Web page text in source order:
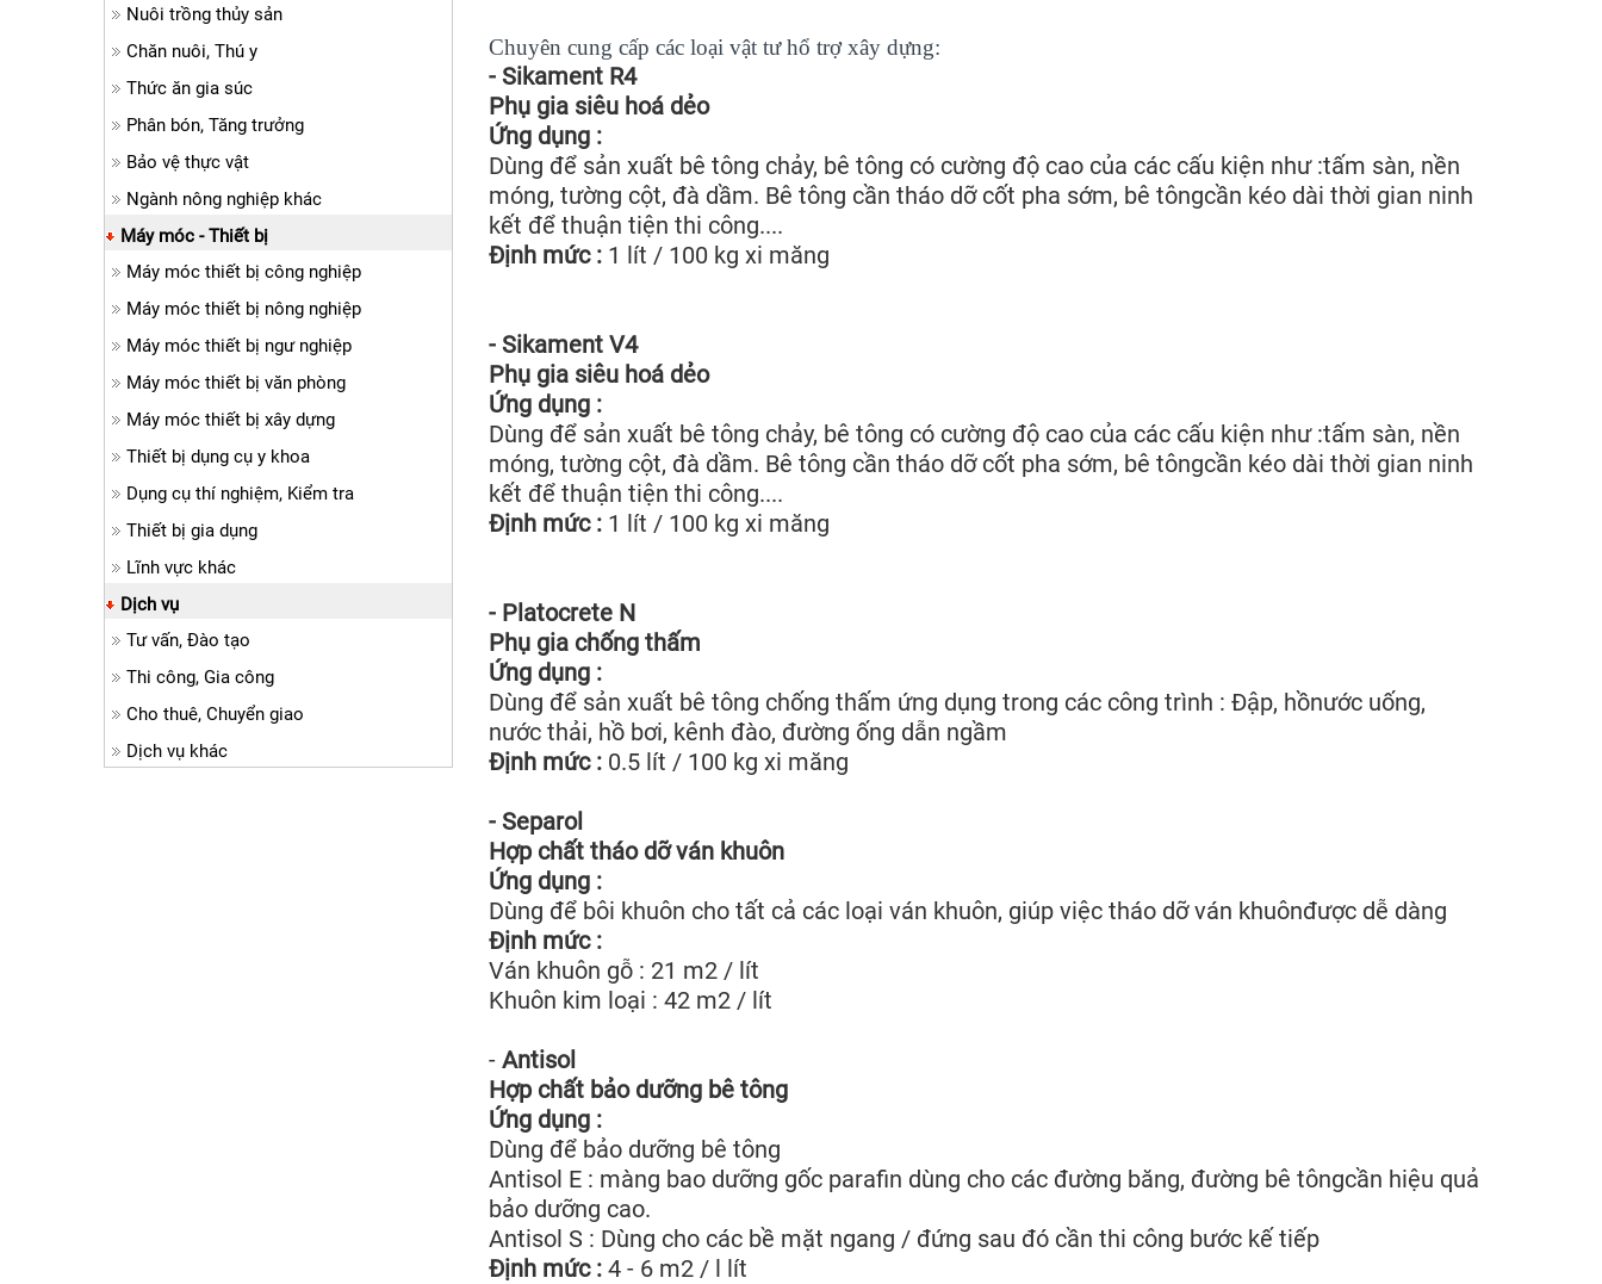
Chuyên cung cấp các loại vật tư hổ trợ xây dựng:
- Sikament R4
Phụ gia siêu hoá dẻo
Ứng dụng :
Dùng để sản xuất bê tông chảy, bê tông có cường độ cao của các cấu kiện như :tấm sàn, nền
móng, tường cột, đà dầm. Bê tông cần tháo dỡ cốt pha sớm, bê tôngcần kéo dài thời gian ninh
kết để thuận tiện thi công....
Định mức :1 lít / 100 kg xi măng
- Sikament V4
Phụ gia siêu hoá dẻo
Ứng dụng :
Dùng để sản xuất bê tông chảy, bê tông có cường độ cao của các cấu kiện như :tấm sàn, nền
móng, tường cột, đà dầm. Bê tông cần tháo dỡ cốt pha sớm, bê tôngcần kéo dài thời gian ninh
kết để thuận tiện thi công....
Định mức :1 lít / 100 kg xi măng
- Platocrete N
Phụ gia chống thấm
Ứng dụng :
Dùng để sản xuất bê tông chống thấm ứng dụng trong các công trình : Đập, hồnước uống,
nước thải, hồ bơi, kênh đào, đường ống dẫn ngầm
Định mức :0.5 lít / 100 kg xi măng
- Separol
Hợp chất tháo dỡ ván khuôn
Ứng dụng :
Dùng để bôi khuôn cho tất cả các loại ván khuôn, giúp việc tháo dỡ ván khuônđược dễ dàng
Định mức :
Ván khuôn gỗ : 21 m2 / lít
Khuôn kim loại : 42 m2 / lít
- Antisol
Hợp chất bảo dưỡng bê tông
Ứng dụng :
Dùng để bảo dưỡng bê tông
Antisol E : màng bao dưỡng gốc parafin dùng cho các đường băng, đường bê tôngcần hiệu quả
bảo dưỡng cao.
Antisol S : Dùng cho các bề mặt ngang / đứng sau đó cần thi công bước kế tiếp
Định mức :4 - 6 m2 / l lít
Nuôi trồng thủy sản
Chăn nuôi, Thú y
Thức ăn gia súc
Phân bón, Tăng trưởng
Bảo vệ thực vật
Ngành nông nghiệp khác
Máy móc - Thiết bị
Máy móc thiết bị công nghiệp
Máy móc thiết bị nông nghiệp
Máy móc thiết bị ngư nghiệp
Máy móc thiết bị văn phòng
Máy móc thiết bị xây dựng
Thiết bị dụng cụ y khoa
Dụng cụ thí nghiệm, Kiểm tra
Thiết bị gia dụng
Lĩnh vực khác
Dịch vụ
Tư vấn, Đào tạo
Thi công, Gia công
Cho thuê, Chuyển giao
Dịch vụ khác